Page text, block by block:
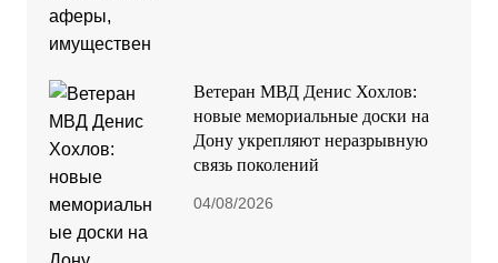
Ветеран МВД Денис Хохлов:
новые мемориальные доски на
Дону укрепляют неразрывную
связь поколений
04/08/2026